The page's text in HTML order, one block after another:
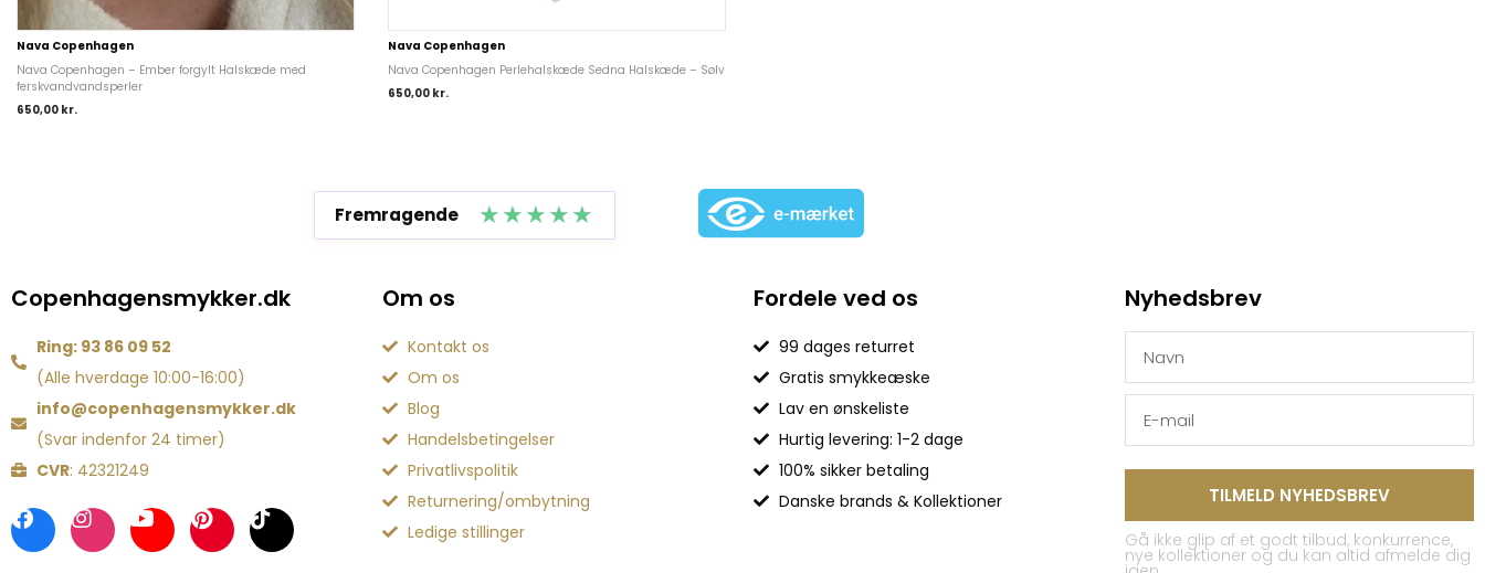
Nava Copenhagen
Nava Copenhagen – Ember forgylt Halskæde med
ferskvandvandsperler
650,00 kr.
Nava Copenhagen
Nava Copenhagen Perlehalskæde Sedna Halskæde – Sølv
650,00 kr.
Fremragende ★★★★★
Copenhagensmykker.dk
Ring: 93 86 09 52
(Alle hverdage 10:00-16:00)
info@copenhagensmykker.dk
(Svar indenfor 24 timer)
CVR: 42321249
Om os
Kontakt os
Om os
Blog
Handelsbetingelser
Privatlivspolitik
Returnering/ombytning
Ledige stillinger
Fordele ved os
99 dages returret
Gratis smykkeæske
Lav en ønskeliste
Hurtig levering: 1-2 dage
100% sikker betaling
Danske brands & Kollektioner
Nyhedsbrev
TILMELD NYHEDSBREV
Gå ikke glip af et godt tilbud, konkurrence,
nye kollektioner og du kan altid afmelde dig